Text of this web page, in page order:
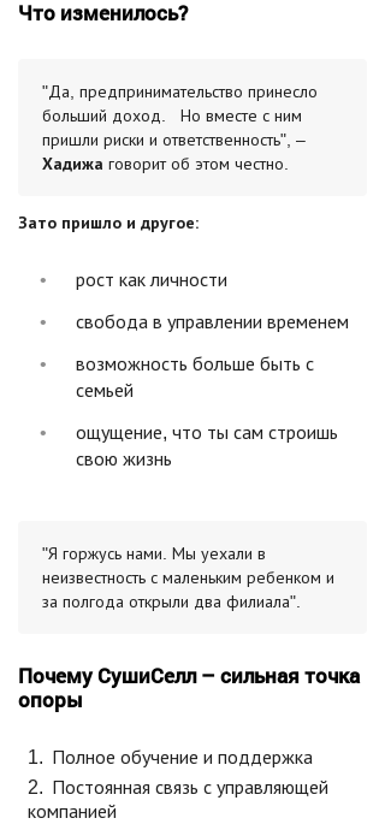
Что изменилось?
"Да, предпринимательство принесло
больший доход. Но вместе с ним
пришли риски и ответственность", –
Хадижа говорит об этом честно.
Зато пришло и другое:
рост как личности
свобода в управлении временем
возможность больше быть с
семьей
ощущение, что ты сам строишь
свою жизнь
"Я горжусь нами. Мы уехали в
неизвестность с маленьким ребенком и
за полгода открыли два филиала".
Почему СушиСелл – сильная точка
опоры
Полное обучение и поддержка
Постоянная связь с управляющей
компанией